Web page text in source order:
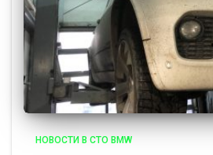
НОВОСТИ В СТО BMW